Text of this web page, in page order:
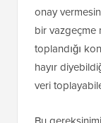
onay
bir vazgeçme
toplandığı
hayır
veri